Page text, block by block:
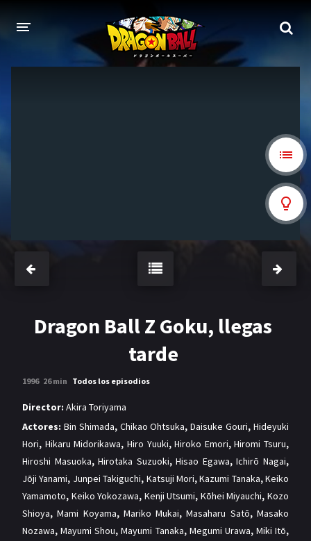
PELÍCULAS
MANGAS
Dragon Ball Z Goku, llegas
tarde
1996 26 min Todos los episodios
Director: Akira Toriyama
Actores: Bin Shimada, Chikao Ohtsuka,Daisuke Gouri,Hideyuki
Hori, Hikaru Midorikawa, Hiro Yuuki,Hiroko Emori,Hiromi Tsuru,
Hiroshi Masuoka,Hirotaka Suzuoki,Hisao Egawa,Ichirō Nagai,
Jōji Yanami, Junpei Takiguchi, Katsuji Mori,Kazumi Tanaka,Keiko
Yamamoto, Keiko Yokozawa, Kenji Utsumi, Kōhei Miyauchi,Kozo
Shioya,Mami Koyama, Mariko Mukai,Masaharu Satō,Masako
Nozawa,Mayumi Shou,Mayumi Tanaka, Megumi Urawa, Miki Itō,